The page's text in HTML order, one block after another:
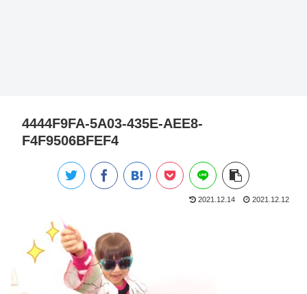
4444F9FA-5A03-435E-AEE8-
F4F9506BFEF4
2021.12.14 2021.12.12